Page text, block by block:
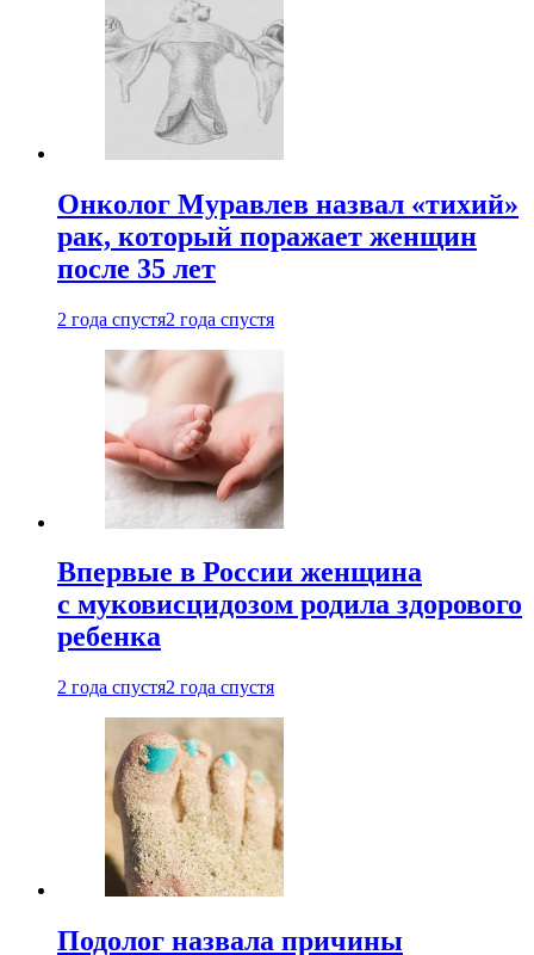
Онколог Муравлев назвал «тихий»
рак, который поражает женщин
после 35 лет
2 года спустя2 года спустя
Впервые в России женщина
с муковисцидозом родила здорового
ребенка
2 года спустя2 года спустя
Подолог назвала причины